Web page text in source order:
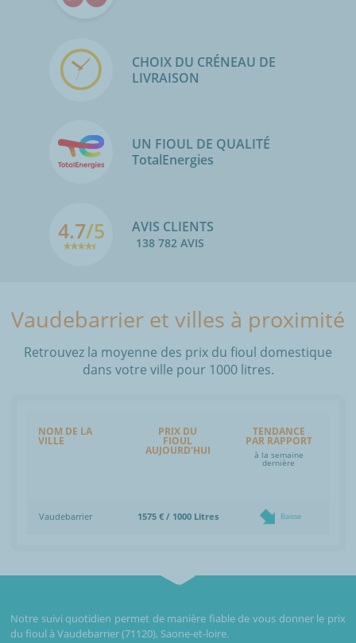
CHOIX DU CRÉNEAU DE
LIVRAISON
UN FIOUL DE QUALITÉ
TotalEnergies
4.7/5 AVIS CLIENTS
138 782 AVIS
Vaudebarrier et villes à proximité
Retrouvez la moyenne des prix du fioul domestique
dans votre ville pour 1000 litres.
NOM DE LA
VILLE
PRIX DU
FIOUL
AUJOURD'HUI
TENDANCE
PAR RAPPORT
à la semaine
dernière
Vaudebarrier 1575 € / 1000 Litres Baisse
Notre suivi quotidien permet de manière fiable de vous donner le prix
du fioul à Vaudebarrier (71120), Saone-et-loire.